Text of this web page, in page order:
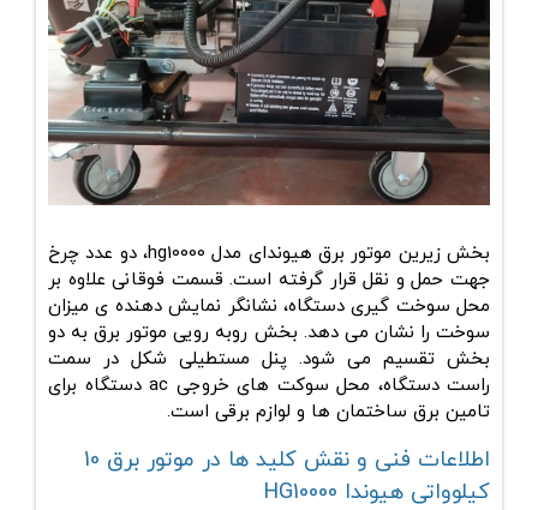
بخش زیرین موتور برق هیوندای مدل hg10000، دو عدد چرخ
جهت حمل و نقل قرار گرفته است. قسمت فوقانی علاوه بر
محل سوخت گیری دستگاه، نشانگر نمایش دهنده ی میزان
سوخت را نشان می دهد. بخش روبه رویی موتور برق به دو
بخش تقسیم می شود. پنل مستطیلی شکل در سمت
راست دستگاه، محل سوکت های خروجی ac دستگاه برای
تامین برق ساختمان ها و لوازم برقی است.
اطلاعات فنی و نقش کلید ها در موتور برق 10
کیلوواتی هیوندا HG10000